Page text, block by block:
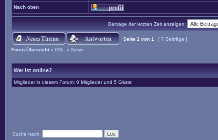
Nach oben
Beiträge der letzten Zeit anzeigen:
Seite 1 von 1
[ 7 Beiträge ]
Foren-Übersicht » DGL » News
Wer ist online?
Mitglieder in diesem Forum: 0 Mitglieder und 5 Gäste
Suche nach: